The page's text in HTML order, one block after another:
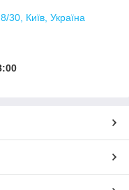
30, Київ, Україна